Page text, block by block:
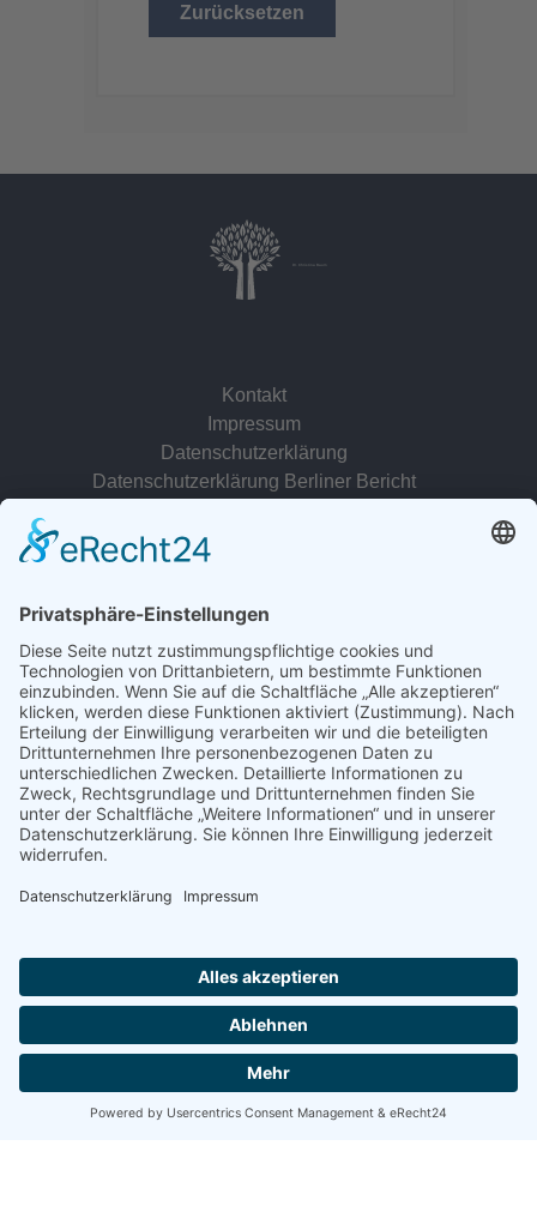
Zurücksetzen
Dr. Christina Baum
Kontakt
Impressum
Datenschutzerklärung
Datenschutzerklärung Berliner Bericht
© 2022 - 2026 Dr. Christina Baum. Alle Rechte vorbehalten.